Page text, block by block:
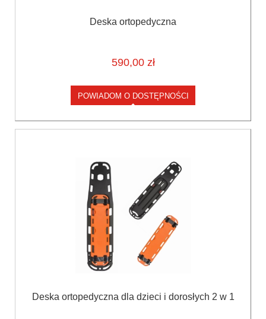
Deska ortopedyczna
590,00 zł
POWIADOM O DOSTĘPNOŚCI
Deska ortopedyczna dla dzieci i dorosłych 2 w 1